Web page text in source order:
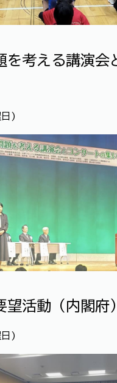
を考える講演会
日)
望活動（内閣府）
日)